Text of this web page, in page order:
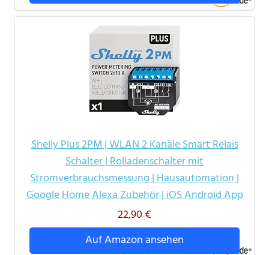
Shelly Plus 2PM | WLAN 2 Kanäle Smart Relais
Schalter | Rolladenschalter mit
Stromverbrauchsmessung | Hausautomation |
Google Home Alexa Zubehör | iOS Android App
22,90 €
Auf Amazon ansehen